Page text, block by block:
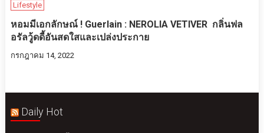
Lifestyle
หอมมีเอกลักษณ์ ! Guerlain : NEROLIA VETIVER กลิ่นฟล
อรัลวู้ดดี้อันสดใสและเปล่งประกาย
กรกฎาคม 14, 2022
Daily Hot